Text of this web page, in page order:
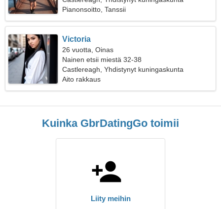
Pianonsoitto, Tanssii
Victoria
26 vuotta, Oinas
Nainen etsii miestä 32-38
Castlereagh, Yhdistynyt kuningaskunta
Aito rakkaus
Kuinka GbrDatingGo toimii
Liity meihin